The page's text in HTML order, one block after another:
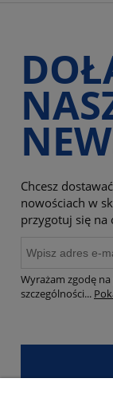
Chcesz
nowościach w
przygotuj się na
Wyrażam zgodę
szczególności...